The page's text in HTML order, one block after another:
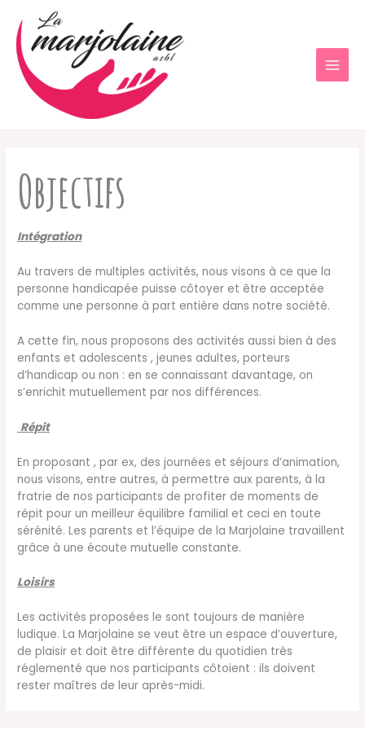
contenu
Objectifs
Intégration
Au travers de multiples activités, nous visons à ce que la
personne handicapée puisse côtoyer et être acceptée
comme une personne à part entière dans notre société.
A cette fin, nous proposons des activités aussi bien à des
enfants et adolescents , jeunes adultes, porteurs
d’handicap ou non : en se connaissant davantage, on
s’enrichit mutuellement par nos différences.
Répit
En proposant , par ex, des journées et séjours d’animation,
nous visons, entre autres, à permettre aux parents, à la
fratrie de nos participants de profiter de moments de
répit pour un meilleur équilibre familial et ceci en toute
sérénité. Les parents et l’équipe de la Marjolaine travaillent
grâce à une écoute mutuelle constante.
Loisirs
Les activités proposées le sont toujours de manière
ludique. La Marjolaine se veut être un espace d’ouverture,
de plaisir et doit être différente du quotidien très
réglementé que nos participants côtoient : ils doivent
rester maîtres de leur après-midi.